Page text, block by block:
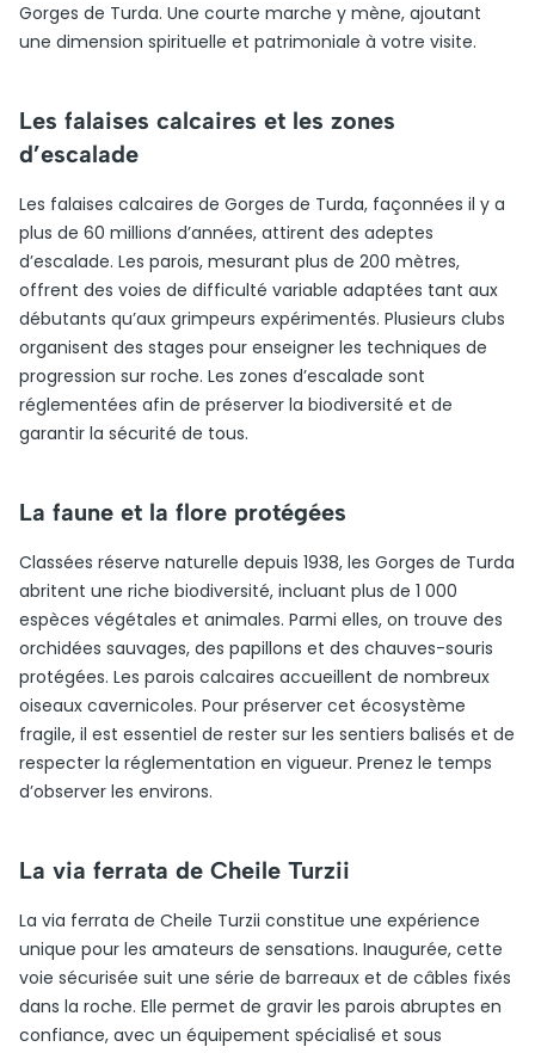
Gorges de Turda. Une courte marche y mène, ajoutant
une dimension spirituelle et patrimoniale à votre visite.
Les falaises calcaires et les zones
d’escalade
Les falaises calcaires de Gorges de Turda, façonnées il y a
plus de 60 millions d’années, attirent des adeptes
d’escalade. Les parois, mesurant plus de 200 mètres,
offrent des voies de difficulté variable adaptées tant aux
débutants qu’aux grimpeurs expérimentés. Plusieurs clubs
organisent des stages pour enseigner les techniques de
progression sur roche. Les zones d’escalade sont
réglementées afin de préserver la biodiversité et de
garantir la sécurité de tous.
La faune et la flore protégées
Classées réserve naturelle depuis 1938, les Gorges de Turda
abritent une riche biodiversité, incluant plus de 1 000
espèces végétales et animales. Parmi elles, on trouve des
orchidées sauvages, des papillons et des chauves-souris
protégées. Les parois calcaires accueillent de nombreux
oiseaux cavernicoles. Pour préserver cet écosystème
fragile, il est essentiel de rester sur les sentiers balisés et de
respecter la réglementation en vigueur. Prenez le temps
d’observer les environs.
La via ferrata de Cheile Turzii
La via ferrata de Cheile Turzii constitue une expérience
unique pour les amateurs de sensations. Inaugurée, cette
voie sécurisée suit une série de barreaux et de câbles fixés
dans la roche. Elle permet de gravir les parois abruptes en
confiance, avec un équipement spécialisé et sous